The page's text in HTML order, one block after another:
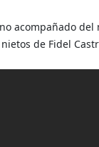
acompañado
de Fidel